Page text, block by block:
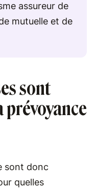
assureur de
mutuelle et de
sont
prévoyance
sont donc
quelles